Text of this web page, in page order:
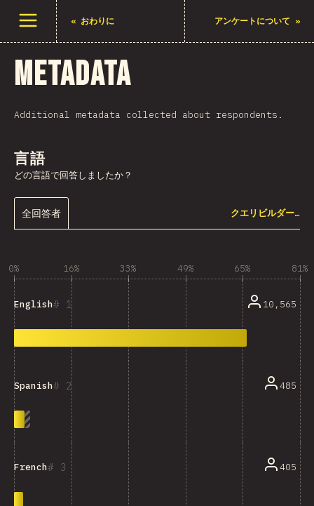
メニューを開く« おわりに アンケートについて »
Metadata
Additional metadata collected about respondents.
言語
どの言語で回答しましたか？
全回答者 クエリビルダー…
0% 16% 33% 49% 65% 81%
1
English 10,565
2
Spanish 485
3
French 405